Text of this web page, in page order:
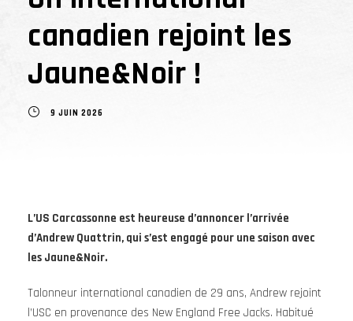
canadien rejoint les
Jaune&Noir !
9 JUIN 2026
L’US Carcassonne est heureuse d’annoncer l’arrivée
d’Andrew Quattrin, qui s’est engagé pour une saison avec
les Jaune&Noir.
Talonneur international canadien de 29 ans, Andrew rejoint
l’USC en provenance des New England Free Jacks. Habitué